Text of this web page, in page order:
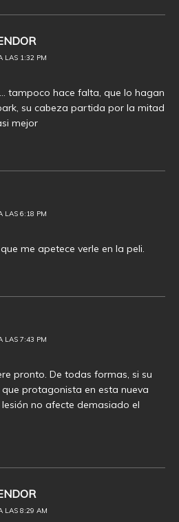
LAS 1:32 PM
tampoco hace falta, que lo hagan
su cabeza partida por la mitad
mejor
LAS 6:18 PM
me apetece verle en la peli.
LAS 7:43 PM
pronto. De todas formas, si su
protagonista en esta nueva
no afecte demasiado el
LAS 8:29 AM